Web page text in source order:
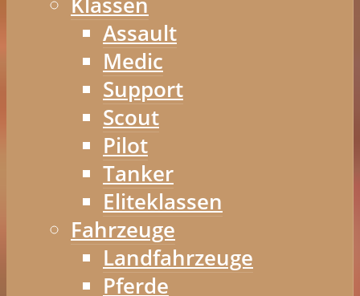
Assault
Medic
Support
Scout
Pilot
Tanker
Eliteklassen
Fahrzeuge
Landfahrzeuge
Pferde